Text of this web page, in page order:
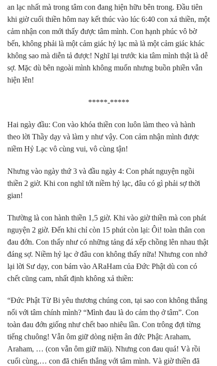
an lạc nhất mà trong tâm con đang hiện hữu bên trong. Đầu tiên
khi giờ cuối thiền hôm nay kết thúc vào lúc 6:40 con xả thiền, một
cảm nhận con mới thấy được tâm mình. Con hạnh phúc vô bờ
bến, không phải là một cảm giác hỷ lạc mà là một cảm giác khác
không sao mà diễn tả được! Nghĩ lại trước kia tâm mình thật là dễ
sợ. Mặc dù bên ngoài mình không muốn nhưng buồn phiền vẫn
hiện lên!
*****-*****
Hai ngày đầu: Con vào khóa thiền con luôn làm theo và hành
theo lời Thầy dạy và làm y như vậy. Con cảm nhận mình được
niềm Hỷ Lạc vô cùng vui, vô cùng tận!
Nhưng vào ngày thứ 3 và đầu ngày 4: Con phát nguyện ngồi
thiền 2 giờ. Khi con nghĩ tới niềm hỷ lạc, đâu có gì phải sợ thời
gian!
Thường là con hành thiền 1,5 giờ. Khi vào giờ thiền mà con phát
nguyện 2 giờ. Đến khi chỉ còn 15 phút còn lại: Ôi! toàn thân con
đau đớn. Con thấy như có những tảng đá xếp chồng lên nhau thật
đáng sợ. Niềm hỷ lạc ở đâu con không thấy nữa! Nhưng con nhớ
lại lời Sư dạy, con bám vào ARaHam của Đức Phật dù con có
chết cũng cam, nhất định không xả thiền:
“Đức Phật Từ Bi yêu thương chúng con, tại sao con không thắng
nổi với tâm chính mình? “Mình đau là do cảm thọ ở tâm”. Con
toàn đau đớn giống như chết bao nhiêu lần. Con trông đợi từng
tiếng chuông! Vẫn ôm giữ dòng niệm ân đức Phật: Araham,
Araham, … (con vẫn ôm giữ mãi). Nhưng con đau quá! Và rồi
cuối cùng,… con đã chiến thắng với tâm mình. Và giờ thiền đã